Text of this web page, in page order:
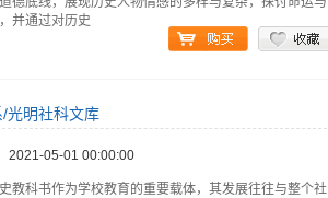
并通过对历史
光明社科文库
2021-05-01 00:00:00
教科书作为学校教育的重要载体，其发展往往与整个社